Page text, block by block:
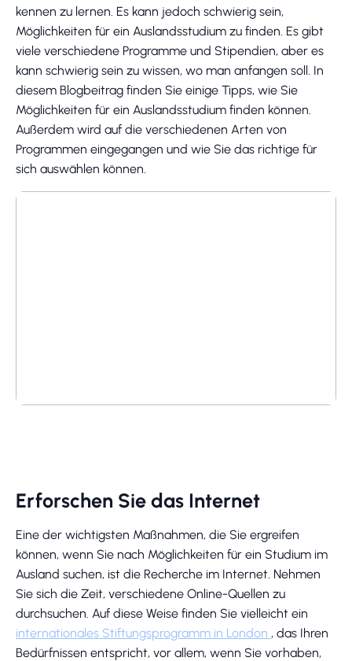
kennen zu lernen. Es kann jedoch schwierig sein,
Möglichkeiten für ein Auslandsstudium zu finden. Es gibt
viele verschiedene Programme und Stipendien, aber es
kann schwierig sein zu wissen, wo man anfangen soll. In
diesem Blogbeitrag finden Sie einige Tipps, wie Sie
Möglichkeiten für ein Auslandsstudium finden können.
Außerdem wird auf die verschiedenen Arten von
Programmen eingegangen und wie Sie das richtige für
sich auswählen können.
Erforschen Sie das Internet
Eine der wichtigsten Maßnahmen, die Sie ergreifen
können, wenn Sie nach Möglichkeiten für ein Studium im
Ausland suchen, ist die Recherche im Internet. Nehmen
Sie sich die Zeit, verschiedene Online-Quellen zu
durchsuchen. Auf diese Weise finden Sie vielleicht ein
internationales Stiftungsprogramm in London , das Ihren
Bedürfnissen entspricht, vor allem, wenn Sie vorhaben,